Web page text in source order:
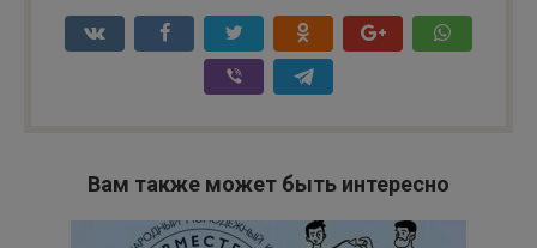
Вам также может быть интересно